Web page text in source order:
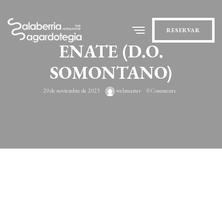
RESERVAR
ENATE (D.O.
SOMONTANO)
20 de noviembre de 2023 webmaster 0 Comments